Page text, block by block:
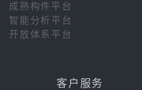
成熟构件平台
智能分析平台
开放体系平台
客户服务